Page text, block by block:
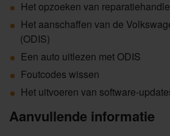
Het opzoeken van
Het aanschaffen van de
(ODIS)
Een auto uitlezen met ODIS
Foutcodes wissen
Het uitvoeren van software-
Aanvullende informatie